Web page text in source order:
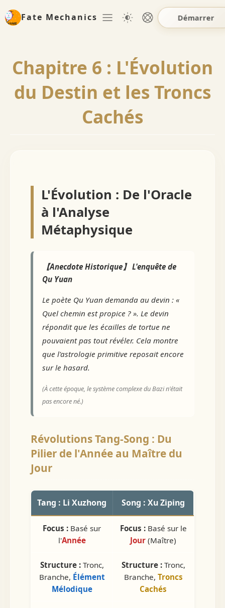
Fate Mechanics Démarrer
Chapitre 6 : L'Évolution
du Destin et les Troncs
Cachés
L'Évolution : De l'Oracle
à l'Analyse
Métaphysique
【Anecdote Historique】 L'enquête de
Qu Yuan
Le poète Qu Yuan demanda au devin : «
Quel chemin est propice ? ». Le devin
répondit que les écailles de tortue ne
pouvaient pas tout révéler. Cela montre
que l'astrologie primitive reposait encore
sur le hasard.
(À cette époque, le système complexe du Bazi n'était
pas encore né.)
Révolutions Tang-Song : Du
Pilier de l'Année au Maître du
Jour
Tang : Li Xuzhong Song : Xu Ziping
Focus : Basé sur
l'Année
Focus :Basé sur le
Jour (Maître)
Structure :Tronc,
Branche, Élément
Mélodique
Structure :Tronc,
Branche, Troncs
Cachés